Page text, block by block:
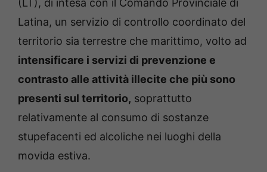
(LT), di intesa con il Comando Provinciale di
Latina, un servizio di controllo coordinato del
territorio sia terrestre che marittimo, volto ad
intensificare i servizi di prevenzione e
contrasto alle attività illecite che più sono
presenti sul territorio, soprattutto
relativamente al consumo di sostanze
stupefacenti ed alcoliche nei luoghi della
movida estiva.